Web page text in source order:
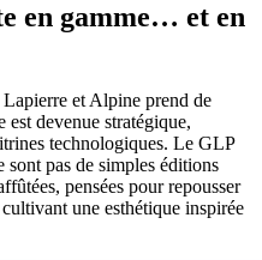
en gamme… et en
et Alpine prend de
est devenue stratégique,
technologiques. Le GLP
pas de simples éditions
pensées pour repousser
une esthétique inspirée